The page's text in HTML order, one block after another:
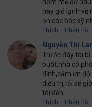
hôm mẹ đỡ
nay gió lạnh
ơn các bác sỹ
Thích Phản hồi
Nguyễn Thị
Trước đây tôi
buốt,nhờ có
định,cảm ơn
điều trị,tôi sẽ
tôi đến
Thích Phản hồi